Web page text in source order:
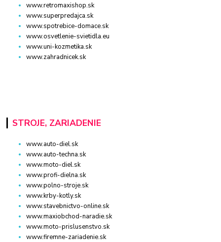
www.retromaxishop.sk
www.superpredajca.sk
www.spotrebice-domace.sk
www.osvetlenie-svietidla.eu
www.uni-kozmetika.sk
www.zahradnicek.sk
STROJE, ZARIADENIE
www.auto-diel.sk
www.auto-techna.sk
www.moto-diel.sk
www.profi-dielna.sk
www.polno-stroje.sk
www.krby-kotly.sk
www.stavebnictvo-online.sk
www.maxiobchod-naradie.sk
www.moto-prislusenstvo.sk
www.firemne-zariadenie.sk